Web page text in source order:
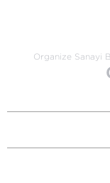
Organize Sanayi